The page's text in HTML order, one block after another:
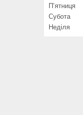
Пʼятниця
Субота
Неділя